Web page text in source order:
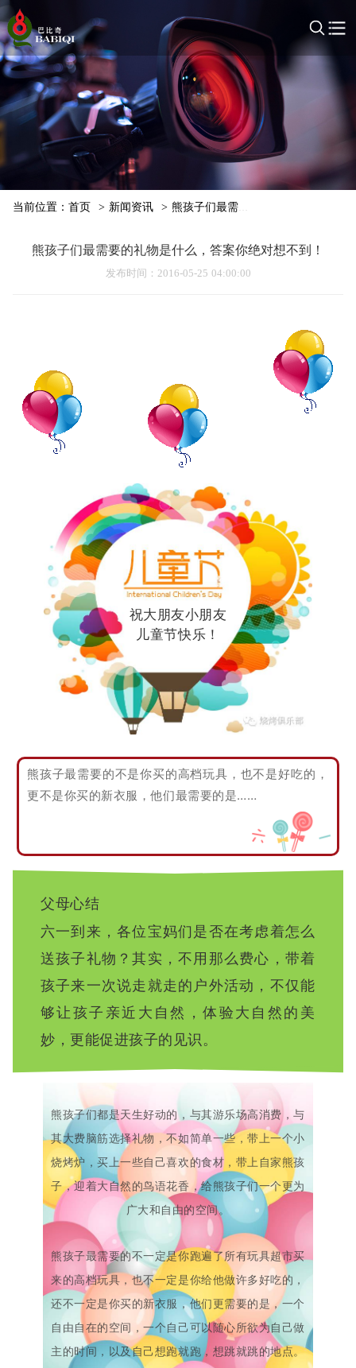
当前位置： 首页 > 新闻资讯 > 熊孩子们最需要的礼物是什么，答案
熊孩子们最需要的礼物是什么，答案你绝对想不到！
发布时间 ：2016-05-25 04:00:00
祝大朋友小朋友
儿童节快乐！
熊孩子最需要的不是你买的高档玩具，也不是好吃的，
更不是你买的新衣服，他们最需要的是……
父母心结
六一到来，各位宝妈们是否在考虑着怎么
送孩子礼物？其实，不用那么费心，带着
孩子来一次说走就走的户外活动，不仅能
够让孩子亲近大自然，体验大自然的美
妙，更能促进孩子的见识。
熊孩子们都是天生好动的，与其游乐场高消费，与
其大费脑筋选择礼物，不如简单一些，带上一个小
烧烤炉，买上一些自己喜欢的食材，带上自家熊孩
子，迎着大自然的鸟语花香，给熊孩子们一个更为
广大和自由的空间。
熊孩子最需要的不一定是你跑遍了所有玩具超市买
来的高档玩具，也不一定是你给他做许多好吃的，
还不一定是你买的新衣服，他们更需要的是，一个
自由自在的空间，一个自己可以随心所欲为自己做
主的时间，以及自己想跑就跑，想跳就跳的地点。